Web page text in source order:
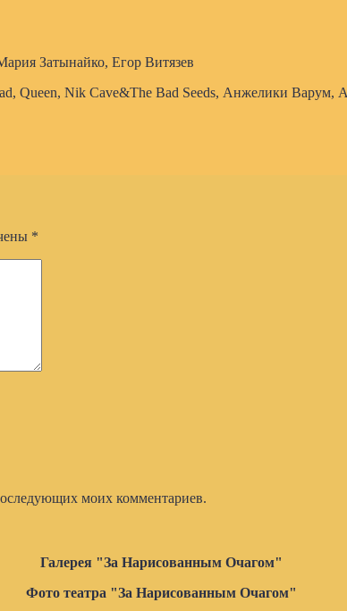
Затынайко, Егор Витязев
Queen, Nik Cave&The Bad Seeds, Анжелики Варум,
*
моих комментариев.
Галерея "За Нарисованным Очагом"
Фото театра "За Нарисованным Очагом"